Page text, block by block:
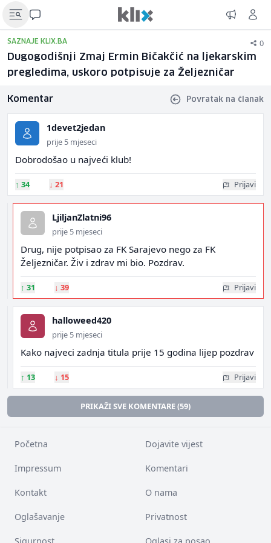
SAZNAJE KLIX.BA 0
Dugogodišnji Zmaj Ermin Bičakčić na ljekarskim
pregledima, uskoro potpisuje za Željezničar
Komentar Povratak na članak
1devet2jedan
prije 5 mjeseci
Dobrodošao u najveći klub!
↑ 34 ↓ 21 Prijavi
LjiljanZlatni96
prije 5 mjeseci
Drug, nije potpisao za FK Sarajevo nego za FK
Željezničar. Živ i zdrav mi bio. Pozdrav.
↑ 31 ↓ 39 Prijavi
halloweed420
prije 5 mjeseci
Kako najveci zadnja titula prije 15 godina lijep pozdrav
↑ 13 ↓ 15 Prijavi
PRIKAŽI SVE KOMENTARE (59)
Početna Dojavite vijest
Impressum Komentari
Kontakt O nama
Oglašavanje Privatnost